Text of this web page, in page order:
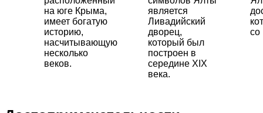
на юге Крыма,
имеет богатую
историю,
насчитывающую
несколько
веков.
является
Ливадийский
дворец,
который был
построен в
середине XIX
века.
со